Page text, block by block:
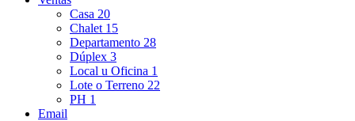
Casa 20
Chalet 15
Departamento 28
Dúplex 3
Local u Oficina 1
Lote o Terreno 22
PH 1
Email